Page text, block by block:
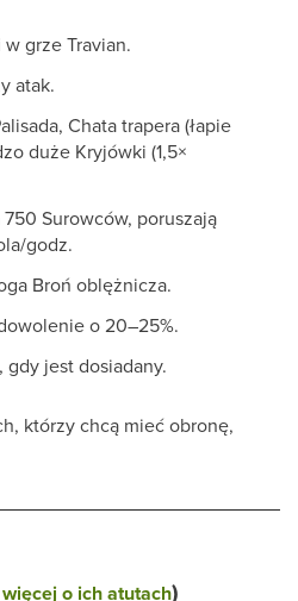
w grze Travian.
atak.
Chata trapera (łapie
duże Kryjówki (1,5×
Surowców, poruszają
godz.
Broń oblężnicza.
o 20–25%.
gdy jest dosiadany.
którzy chcą mieć obronę,
o ich atutach)